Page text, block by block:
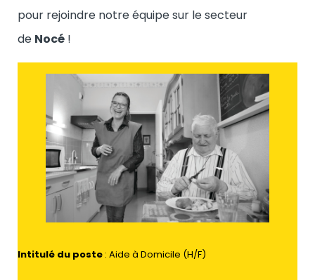
pour rejoindre notre équipe sur le secteur
de Nocé !
Intitulé du poste : Aide à Domicile (H/F)